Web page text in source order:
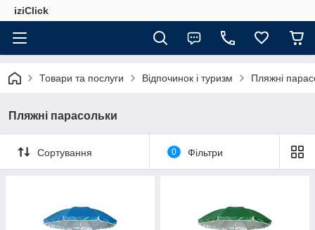
iziClick
Товари та послуги Відпочинок і туризм Пляжні
Пляжні парасольки
Сортування 0 Фільтри